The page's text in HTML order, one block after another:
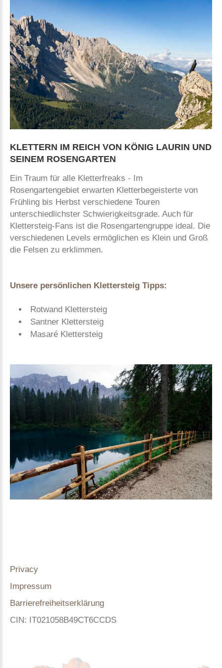
KLETTERN IM REICH VON KÖNIG LAURIN UND
SEINEM ROSENGARTEN
Ein Traum für alle Kletterfreaks - Im
Rosengartengebiet erwarten Kletterbegeisterte von
Frühling bis Herbst verschiedene Touren
unterschiedlichster Schwierigkeitsgrade. Auch für
Klettersteig-Fans ist die Rosengartengruppe ideal. Die
verschiedenen Levels ermöglichen es Klein und Groß
die Felsen zu erklimmen.
Unsere persönlichen Klettersteig Tipps:
Rotwand Klettersteig
Santner Klettersteig
Masaré Klettersteig
Privacy
Impressum
Barrierefreiheitserklärung
CIN: IT021058B49CT6CCDS